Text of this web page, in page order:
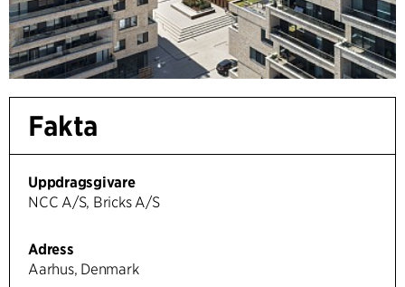
Fakta
Uppdragsgivare
NCC A/S, Bricks A/S
Adress
Aarhus, Denmark